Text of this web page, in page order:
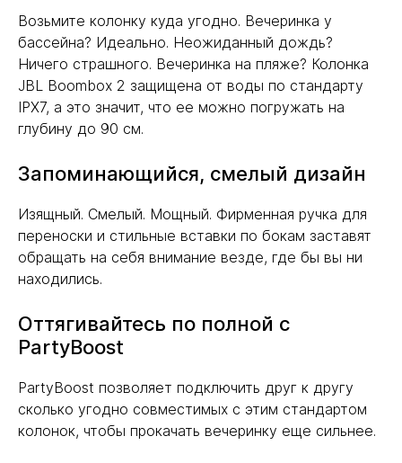
Возьмите колонку куда угодно. Вечеринка у
бассейна? Идеально. Неожиданный дождь?
Ничего страшного. Вечеринка на пляже? Колонка
JBL Boombox 2 защищена от воды по стандарту
IPX7, а это значит, что ее можно погружать на
глубину до 90 см.
Запоминающийся, смелый дизайн
Изящный. Смелый. Мощный. Фирменная ручка для
переноски и стильные вставки по бокам заставят
обращать на себя внимание везде, где бы вы ни
находились.
Оттягивайтесь по полной с
PartyBoost
PartyBoost позволяет подключить друг к другу
сколько угодно совместимых с этим стандартом
колонок, чтобы прокачать вечеринку еще сильнее.